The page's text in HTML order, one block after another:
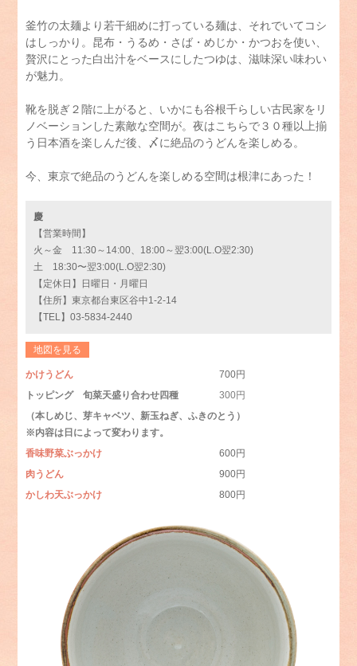
釜竹の太麺より若干細めに打っている麺は、それでいてコシ
はしっかり。昆布・うるめ・さば・めじか・かつおを使い、
贅沢にとった白出汁をベースにしたつゆは、滋味深い味わい
が魅力。
靴を脱ぎ２階に上がると、いかにも谷根千らしい古民家をリ
ノベーションした素敵な空間が。夜はこちらで３０種以上揃
う日本酒を楽しんだ後、〆に絶品のうどんを楽しめる。
今、東京で絶品のうどんを楽しめる空間は根津にあった！
慶
【営業時間】
火～金 11:30～14:00、18:00～翌3:00(L.O翌2:30)
土 18:30〜翌3:00(L.O翌2:30)
【定休日】日曜日・月曜日
【住所】東京都台東区谷中1-2-14
【TEL】03-5834-2440
地図を見る
かけうどん
700円
トッピング 旬菜天盛り合わせ四種
300円
（本しめじ、芽キャベツ、新玉ねぎ、ふきのとう）
※内容は日によって変わります。
香味野菜ぶっかけ
600円
肉うどん
900円
かしわ天ぶっかけ
800円